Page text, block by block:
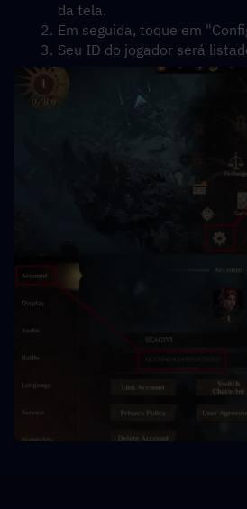
da tela.
Em seguida, toque em
Seu ID do jogador será